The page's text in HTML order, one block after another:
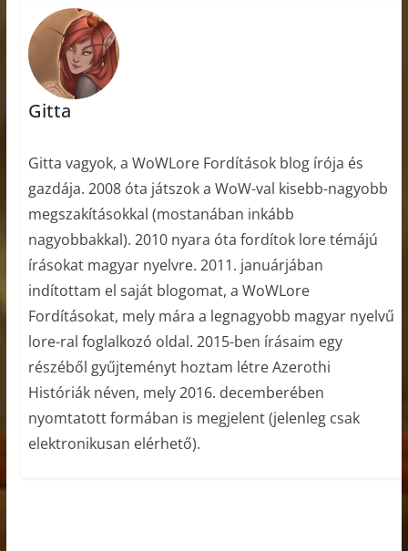
Gitta
Gitta vagyok, a WoWLore Fordítások blog írója és
gazdája. 2008 óta játszok a WoW-val kisebb-nagyobb
megszakításokkal (mostanában inkább
nagyobbakkal). 2010 nyara óta fordítok lore témájú
írásokat magyar nyelvre. 2011. januárjában
indítottam el saját blogomat, a WoWLore
Fordításokat, mely mára a legnagyobb magyar nyelvű
lore-ral foglalkozó oldal. 2015-ben írásaim egy
részéből gyűjteményt hoztam létre Azerothi
Históriák néven, mely 2016. decemberében
nyomtatott formában is megjelent (jelenleg csak
elektronikusan elérhető).